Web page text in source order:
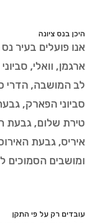
היכן בנס ציונה
אנו פועלים בעיר
ארגמן, וואלי,
לב המושבה, הדרי
סביוני הפארק,
טירת שלום, גבעת
איריס, גבעת
ומושבים הסמוכים
עובדים רק על פי התקן